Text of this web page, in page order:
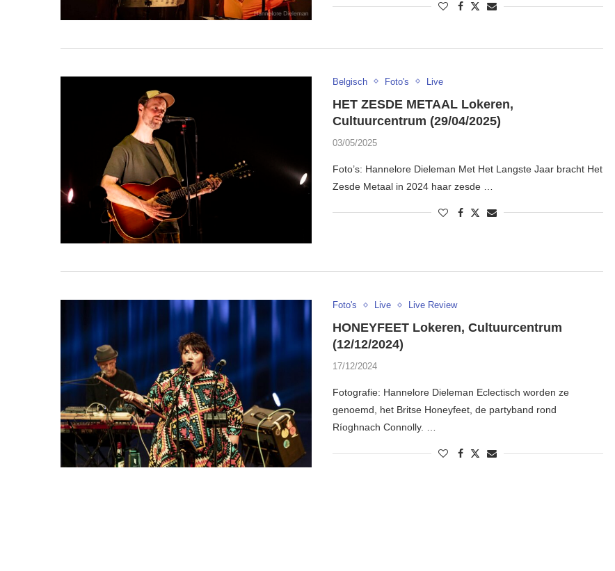
Belgisch Foto's Live
HET ZESDE METAAL Lokeren,
Cultuurcentrum (29/04/2025)
03/05/2025
Foto’s: Hannelore Dieleman Met Het Langste Jaar bracht Het
Zesde Metaal in 2024 haar zesde …
Foto's Live Live Review
HONEYFEET Lokeren, Cultuurcentrum
(12/12/2024)
17/12/2024
Fotografie: Hannelore Dieleman Eclectisch worden ze
genoemd, het Britse Honeyfeet, de partyband rond
Ríoghnach Connolly. …